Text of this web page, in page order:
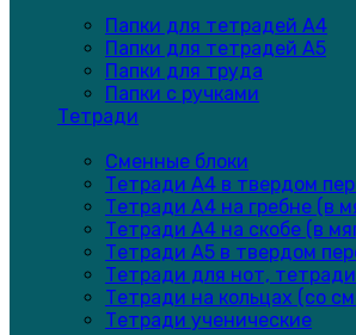
Папки для тетрадей А4
Папки для тетрадей А5
Папки для труда
Папки с ручками
Тетради
Сменные блоки
Тетради А4 в твердом
Тетради А4 на гребне (в
Тетради А4 на скобе (в
Тетради А5 в твердом
Тетради для нот,
Тетради на кольцах (со
Тетради ученические